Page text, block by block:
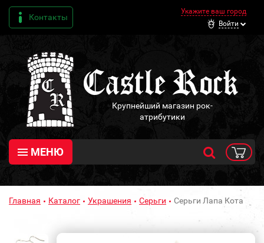
Контакты
Укажите ваш город
Войти
Крупнейший магазин рок-
атрибутики
МЕНЮ
Главная Каталог Украшения Серьги Серьги Лапа Кота